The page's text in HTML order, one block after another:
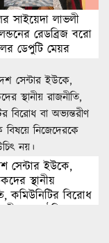
সাইয়েদা লাভলী
রেডব্রিজ বরো
ডেপুটি মেয়র
হয়েছেন।
সেন্টার ইউকে,
স্থানীয়
কমিউনিটির বিরোধ
সাংগঠনিক